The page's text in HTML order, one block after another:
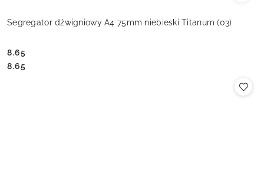
Segregator dźwigniowy A4 75mm niebieski Titanum (03)
Cena:
8.65
Cena:
8.65